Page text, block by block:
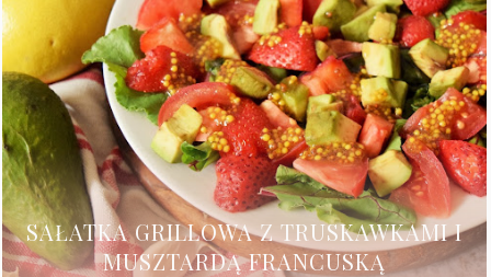
SAŁATKA GRILLOWA Z TRUSKAWKAMI I
MUSZTARDĄ FRANCUSKĄ